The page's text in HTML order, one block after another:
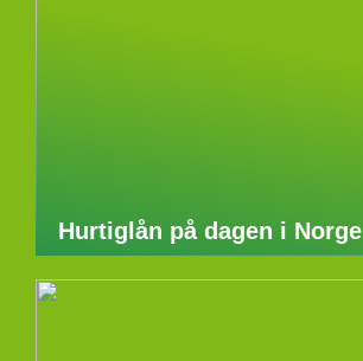
Hurtiglån på dagen i Norge